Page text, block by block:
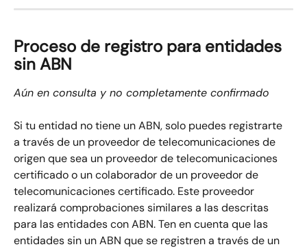
Proceso de registro para entidades
sin ABN
Aún en consulta y no completamente confirmado
Si tu entidad no tiene un ABN, solo puedes registrarte
a través de un proveedor de telecomunicaciones de
origen que sea un proveedor de telecomunicaciones
certificado o un colaborador de un proveedor de
telecomunicaciones certificado. Este proveedor
realizará comprobaciones similares a las descritas
para las entidades con ABN. Ten en cuenta que las
entidades sin un ABN que se registren a través de un